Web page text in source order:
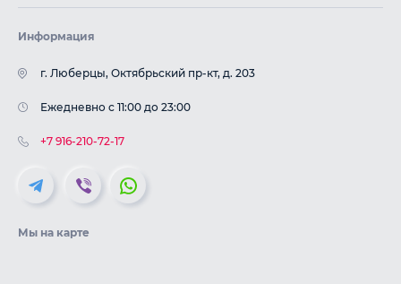
Информация
г. Люберцы, Октябрьский пр-кт, д. 203
Ежедневно с 11:00 до 23:00
+7 916-210-72-17
Мы на карте